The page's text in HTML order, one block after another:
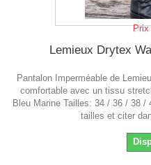
Prix
Lemieux Drytex
Pantalon Imperméable de
comfortable avec un tissu
Bleu Marine Tailles: 34 / 36 / 38
tailles et citer